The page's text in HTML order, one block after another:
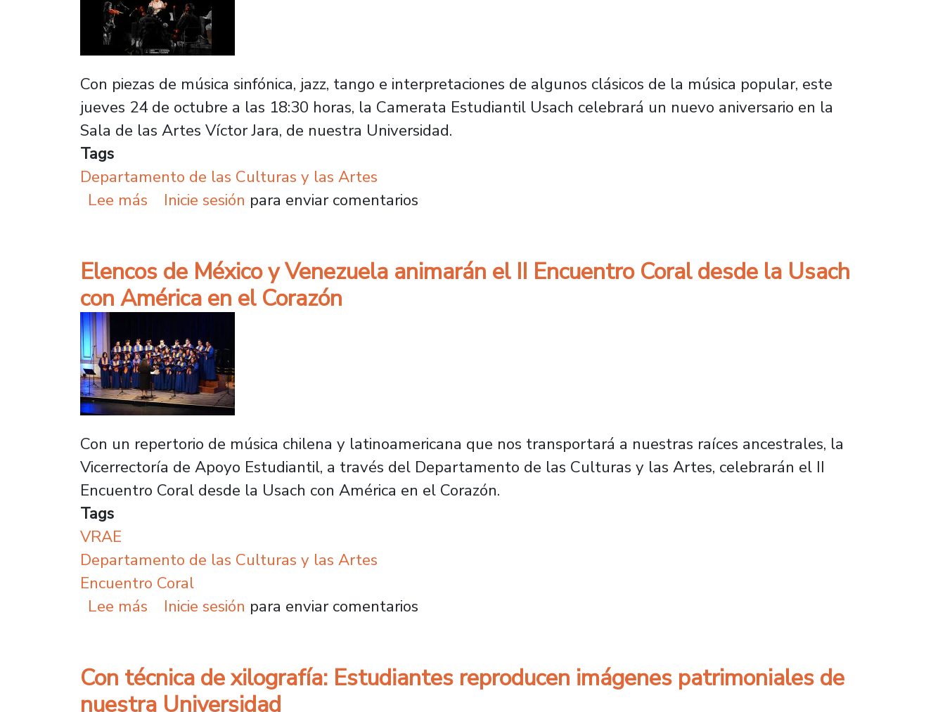
Con piezas de música sinfónica, jazz, tango e interpretaciones de algunos clásicos de la música popular, este
jueves 24 de octubre a las 18:30 horas, la Camerata Estudiantil Usach celebrará un nuevo aniversario en la
Sala de las Artes Víctor Jara, de nuestra Universidad.
Tags
Departamento de las Culturas y las Artes
Lee más sobre Camerata Estudiantil festeja aniversario relevando su fervor por la música y los escenarios
Inicie sesión para enviar comentarios
Elencos de México y Venezuela animarán el II Encuentro Coral desde la Usach
con América en el Corazón
Con un repertorio de música chilena y latinoamericana que nos transportará a nuestras raíces ancestrales, la
Vicerrectoría de Apoyo Estudiantil, a través del Departamento de las Culturas y las Artes, celebrarán el II
Encuentro Coral desde la Usach con América en el Corazón.
Tags
VRAE
Departamento de las Culturas y las Artes
Encuentro Coral
Lee más sobre Elencos de México y Venezuela animarán el II Encuentro Coral desde la Usach con América en el Corazón
Inicie sesión para enviar comentarios
Con técnica de xilografía: Estudiantes reproducen imágenes patrimoniales de
nuestra Universidad